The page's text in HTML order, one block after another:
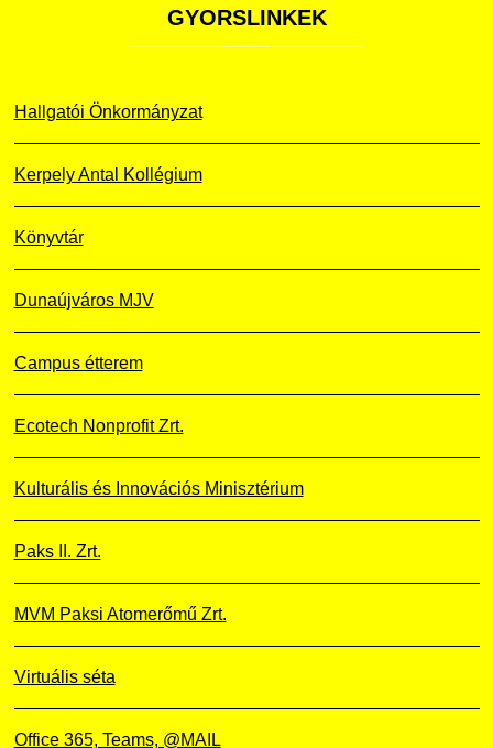
GYORSLINKEK
Hallgatói Önkormányzat
Kerpely Antal Kollégium
Könyvtár
Dunaújváros MJV
Campus étterem
Ecotech Nonprofit Zrt.
Kulturális és Innovációs Minisztérium
Paks II. Zrt.
MVM Paksi Atomerőmű Zrt.
Virtuális séta
Office 365, Teams, @MAIL